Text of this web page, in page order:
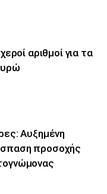
αριθμοί για τα
Αυξημένη
προσοχής